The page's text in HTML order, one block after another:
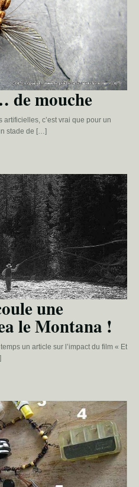
de mouche
c’est vrai que pour un
stade de […]
une
le Montana !
un article sur l’impact du film « Et